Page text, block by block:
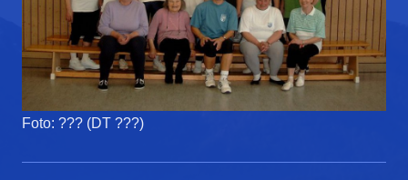
Foto: ??? (DT ???)